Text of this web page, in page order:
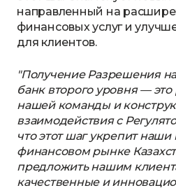
направленный на
финансовых услуг и
для клиентов.
"Получение Разрешения
банк второго уровня — это
нашей команды и
взаимодействия с
что этот шаг укрепит
финансовом рынке
предложить нашим
качественные и